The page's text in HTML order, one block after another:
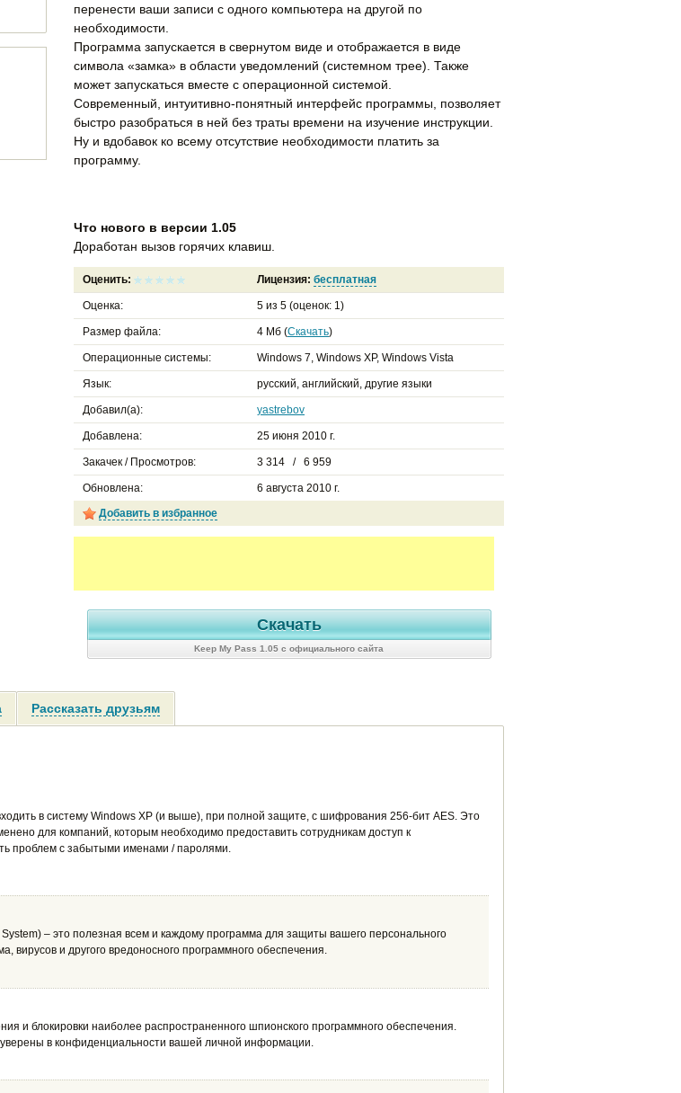
перенести ваши записи с одного компьютера на другой по
необходимости.
Программа запускается в свернутом виде и отображается в виде
символа «замка» в области уведомлений (системном трее). Также
может запускаться вместе с операционной системой.
Современный, интуитивно-понятный интерфейс программы, позволяет
быстро разобраться в ней без траты времени на изучение инструкции.
Ну и вдобавок ко всему отсутствие необходимости платить за
программу.
Что нового в версии 1.05
Доработан вызов горячих клавиш.
Оценить: Лицензия: бесплатная
Оценка: 5 из 5 (оценок: 1 )
Размер файла: 4 Мб (Скачать)
Операционные системы: Windows 7, Windows XP, Windows Vista
Язык: русский, английский, другие языки
Добавил(а): yastrebov
Добавлена: 25 июня 2010 г.
Закачек / Просмотров: 3 314 / 6 959
Обновлена:
6 августа 2010 г.
Добавить в избранное
Скачать
Keep My Pass 1.05 с официального сайта
Рассказать друзьям
в систему Windows XP (и выше), при полной защите, с шифрования 256-бит AES. Это
для компаний, которым необходимо предоставить сотрудникам доступ к
проблем с забытыми именами / паролями.
– это полезная всем и каждому программа для защиты вашего персонального
вирусов и другого вредоносного программного обеспечения.
и блокировки наиболее распространенного шпионского программного обеспечения.
в конфиденциальности вашей личной информации.